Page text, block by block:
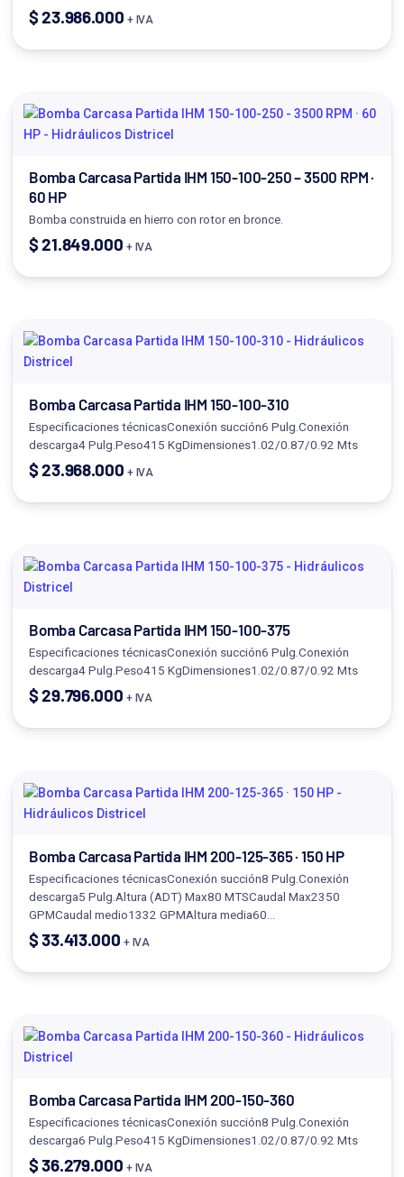
$23.986.000 + IVA
Bomba Carcasa Partida IHM 150-100-250 – 3500 RPM ·
60 HP
Bomba construida en hierro con rotor en bronce.
$21.849.000 + IVA
Bomba Carcasa Partida IHM 150-100-310
Especificaciones técnicasConexión succión6 Pulg.Conexión
descarga4 Pulg.Peso415 KgDimensiones1.02/0.87/0.92 Mts
$23.968.000 + IVA
Bomba Carcasa Partida IHM 150-100-375
Especificaciones técnicasConexión succión6 Pulg.Conexión
descarga4 Pulg.Peso415 KgDimensiones1.02/0.87/0.92 Mts
$29.796.000 + IVA
Bomba Carcasa Partida IHM 200-125-365 · 150 HP
Especificaciones técnicasConexión succión8 Pulg.Conexión
descarga5 Pulg.Altura (ADT) Max80 MTSCaudal Max2350
GPMCaudal medio1332 GPMAltura media60…
$33.413.000 + IVA
Bomba Carcasa Partida IHM 200-150-360
Especificaciones técnicasConexión succión8 Pulg.Conexión
descarga6 Pulg.Peso415 KgDimensiones1.02/0.87/0.92 Mts
$36.279.000 + IVA